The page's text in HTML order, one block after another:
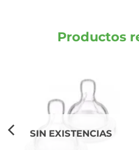
Productos
SIN EXISTENCIAS